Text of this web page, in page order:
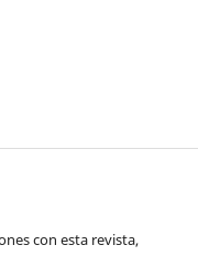
con esta revista,